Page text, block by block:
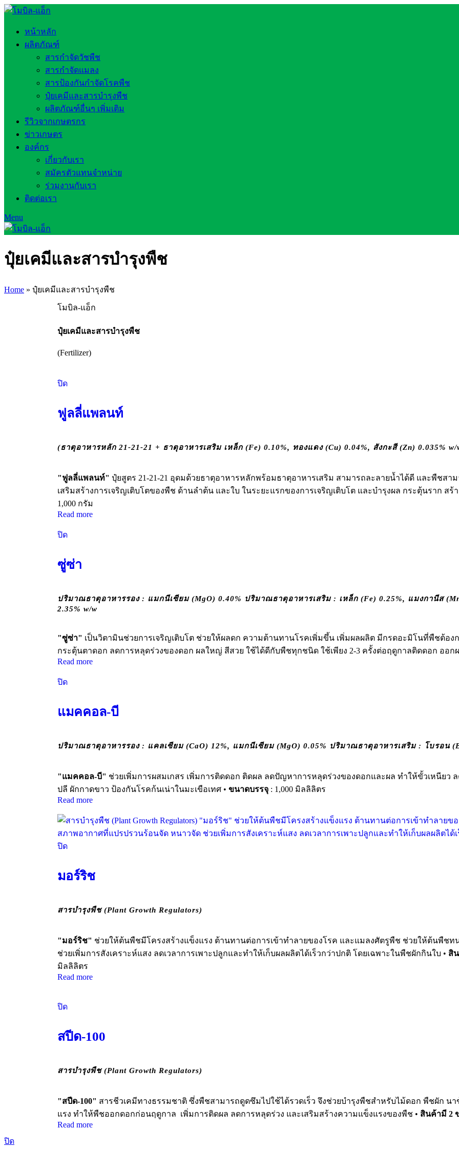
หน้าหลัก
ผลิตภัณฑ์
สารกำจัดวัชพืช
สารกำจัดแมลง
สารป้องกันกำจัดโรคพืช
ปุ๋ยเคมีและสารบำรุงพืช
ผลิตภัณฑ์อื่นๆ เพิ่มเติม
รีวิวจากเกษตรกร
ข่าวเกษตร
องค์กร
เกี่ยวกับเรา
สมัครตัวแทนจำหน่าย
ร่วมงานกับเรา
ติดต่อเรา
Menu
ปุ๋ยเคมีและสารบำรุงพืช
Home » ปุ๋ยเคมีและสารบำรุงพืช
โมบิล-แอ็ก
ปุ๋ยเคมีและสารบำรุงพืช
(Fertilizer)
ปิด
ฟูลลี่แพลนท์
(ธาตุอาหารหลัก 21-21-21 + ธาตุอาหารเสริม เหล็ก (Fe) 0.10%, ทองแดง (Cu) 0.04%, สังกะสี (Zn) 0.035% w/
"ฟูลลี่แพลนท์" ปุ๋ยสูตร 21-21-21 อุดมด้วยธาตุอาหารหลักพร้อมธาตุอาหารเสริม สามารถละลายน้ำได้ดี และพืชสา
เสริมสร้างการเจริญเติบโตของพืช ด้านลำต้น และใบ ในระยะแรกของการเจริญเติบโต และบำรุงผล กระตุ้นราก ส
1,000 กรัม
Read more
ปิด
ซู่ซ่า
ปริมาณธาตุอาหารรอง : แมกนีเซียม (MgO) 0.40% ปริมาณธาตุอาหารเสริม : เหล็ก (Fe) 0.25%, แมงกานีส
2.35% w/w
"ซู่ซ่า" เป็นวิตามินช่วยการเจริญเติบโต ช่วยให้ผลดก ความต้านทานโรคเพิ่มขึ้น เพิ่มผลผลิต มีกรดอะมิโนที่พืชต้อง
กระตุ้นตาดอก ลดการหลุดร่วงของดอก ผลใหญ่ สีสวย ใช้ได้ดีกับพืชทุกชนิด ใช้เพียง 2-3 ครั้งต่อฤดูกาลติดดอก ออก
Read more
ปิด
แมคคอล-บี
ปริมาณธาตุอาหารรอง : แคลเซียม (CaO) 12%, แมกนีเซียม (MgO) 0.05% ปริมาณธาตุอาหารเสริม : โบรอน
"แมคคอล-บี" ช่วยเพิ่มการผสมเกสร เพิ่มการติดดอก ติดผล ลดปัญหาการหลุดร่วงของดอกและผล ทำให้ขั้วเหนียว
ปลี ผักกาดขาว ป้องกันโรคก้นเน่าในมะเขือเทศ • ขนาดบรรจุ : 1,000 มิลลิลิตร
Read more
ปิด
มอร์ริช
สารบำรุงพืช (Plant Growth Regulators)
"มอร์ริช" ช่วยให้ต้นพืชมีโครงสร้างแข็งแรง ต้านทานต่อการเข้าทำลายของโรค และแมลงศัตรูพืช ช่วยให้ต้นพืช
ช่วยเพิ่มการสังเคราะห์แสง ลดเวลาการเพาะปลูกและทำให้เก็บผลผลิตได้เร็วกว่าปกติ โดยเฉพาะในพืชผักกินใบ • สิ
มิลลิลิตร
Read more
ปิด
สปีด-100
สารบำรุงพืช (Plant Growth Regulators)
"สปีด-100" สารชีวเคมีทางธรรมชาติ ซึ่งพืชสามารถดูดซึมไปใช้ได้รวดเร็ว จึงช่วยบำรุงพืชสำหรับไม้ดอก พืชผัก น
แรง ทำให้พืชออกดอกก่อนฤดูกาล เพิ่มการติดผล ลดการหลุดร่วง และเสริมสร้างความแข็งแรงของพืช • สินค้ามี 2
Read more
ปิด